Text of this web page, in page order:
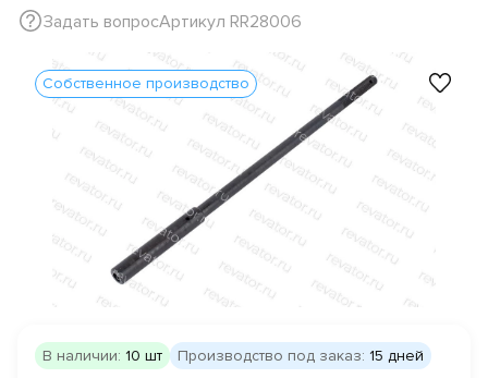
Задать вопросАртикул RR28006
Собственное производство
В наличии: 10 шт Производство под заказ: 15 дней